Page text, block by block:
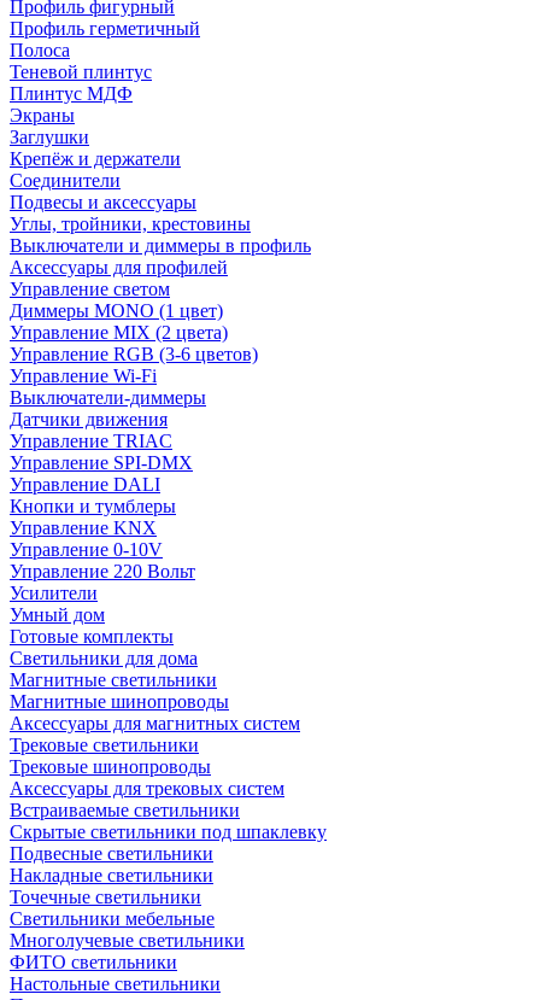
Профиль фигурный
Профиль герметичный
Полоса
Теневой плинтус
Плинтус МДФ
Экраны
Заглушки
Крепёж и держатели
Соединители
Подвесы и аксессуары
Углы, тройники, крестовины
Выключатели и диммеры в профиль
Аксессуары для профилей
Управление светом
Диммеры MONO (1 цвет)
Управление MIX (2 цвета)
Управление RGB (3-6 цветов)
Управление Wi-Fi
Выключатели-диммеры
Датчики движения
Управление TRIAC
Управление SPI-DMX
Управление DALI
Кнопки и тумблеры
Управление KNX
Управление 0-10V
Управление 220 Вольт
Усилители
Умный дом
Готовые комплекты
Светильники для дома
Магнитные светильники
Магнитные шинопроводы
Аксессуары для магнитных систем
Трековые светильники
Трековые шинопроводы
Аксессуары для трековых систем
Встраиваемые светильники
Скрытые светильники под шпаклевку
Подвесные светильники
Накладные светильники
Точечные светильники
Светильники мебельные
Многолучевые светильники
ФИТО светильники
Настольные светильники